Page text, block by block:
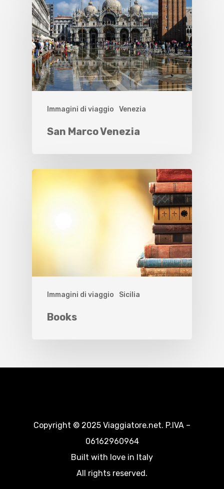
Immagini di viaggio Venezia
San Marco Venezia
Immagini di viaggio Sicilia
Books
Copyright © 2025 Viaggiatore.net. P.IVA –
06162960964
Built with love in Italy
All rights reserved.